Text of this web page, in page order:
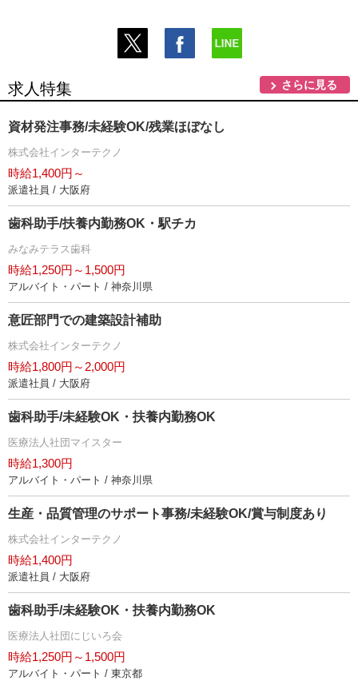
求人特集 さらに見る
資材発注事務/未経験OK/残業ほぼなし
株式会社インターテクノ
時給1,400円～
派遣社員 / 大阪府
歯科助手/扶養内勤務OK・駅チカ
みなみテラス歯科
時給1,250円～1,500円
アルバイト・パート / 神奈川県
意匠部門での建築設計補助
株式会社インターテクノ
時給1,800円～2,000円
派遣社員 / 大阪府
歯科助手/未経験OK・扶養内勤務OK
医療法人社団マイスター
時給1,300円
アルバイト・パート / 神奈川県
生産・品質管理のサポート事務/未経験OK/賞与制度あり
株式会社インターテクノ
時給1,400円
派遣社員 / 大阪府
歯科助手/未経験OK・扶養内勤務OK
医療法人社団にじいろ会
時給1,250円～1,500円
アルバイト・パート / 東京都